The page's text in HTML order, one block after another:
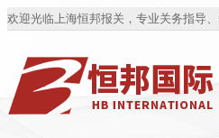
欢迎光临上海恒邦报关，专业关务指导